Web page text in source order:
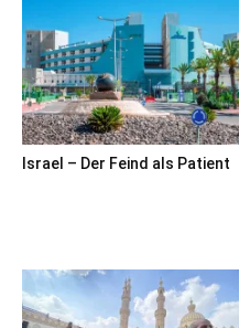
Israel – Der Feind als Patient